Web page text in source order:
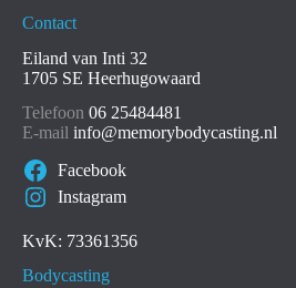
Contact
Eiland van Inti 32
1705 SE Heerhugowaard
Telefoon 06 25484481
E-mail info@memorybodycasting.nl
Facebook
Instagram
KvK: 73361356
Bodycasting